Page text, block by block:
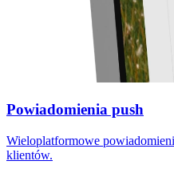
Powiadomienia push
Wieloplatformowe
klientów.